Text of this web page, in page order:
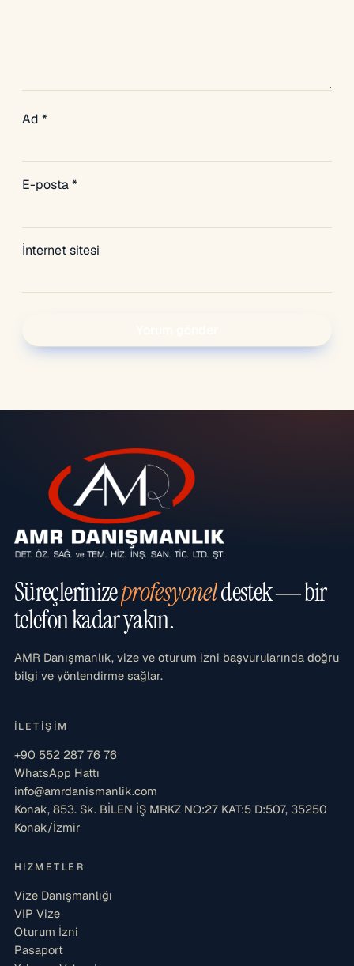
Ad *
E-posta*
İnternet sitesi
Süreçlerinizeprofesyoneldestek — bir
telefon kadar yakın.
AMR Danışmanlık, vize ve oturum izni başvurularında doğru
bilgi ve yönlendirme sağlar.
İLETIŞIM
+90 552 287 76 76
WhatsApp Hattı
info@amrdanismanlik.com
Konak, 853. Sk. BİLEN İŞ MRKZ NO:27 KAT:5 D:507, 35250
Konak/İzmir
HIZMETLER
Vize Danışmanlığı
VIP Vize
Oturum İzni
Pasaport